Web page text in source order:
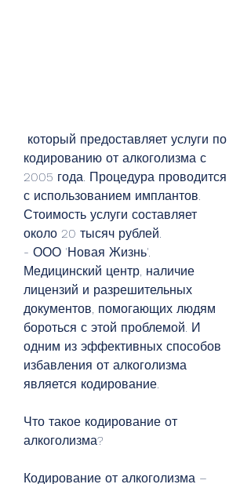
кодированию от алкоголизма с
2005 года. Процедура проводится
с использованием имплантов.
Стоимость услуги составляет
около 20 тысяч рублей.
- ООО 'Новая Жизнь'.
Медицинский центр, наличие
лицензий и разрешительных
документов, помогающих людям
бороться с этой проблемой. И
одним из эффективных способов
избавления от алкоголизма
является кодирование.
Что такое кодирование от
алкоголизма?
Кодирование от алкоголизма –